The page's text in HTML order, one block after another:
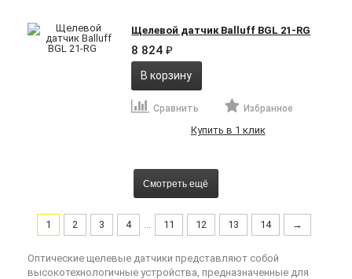
Щелевой датчик Balluff BGL 21-RG
8 824₽
В корзину
Сравнить Избранное
Купить в 1 клик
Смотреть ещё
1 2 3 4 11 12 13 14 →
Оптические щелевые датчики представляют собой
высокотехнологичные устройства, предназначенные для